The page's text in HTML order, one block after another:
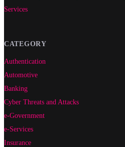
Services
CATEGORY
Authentication
Automotive
Banking
Cyber Threats and Attacks
e-Government
e-Services
Insurance